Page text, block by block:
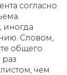
согласно
иногда
Словом,
общего
чем